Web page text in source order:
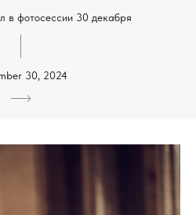
в фотосессии 30 декабря
30, 2024